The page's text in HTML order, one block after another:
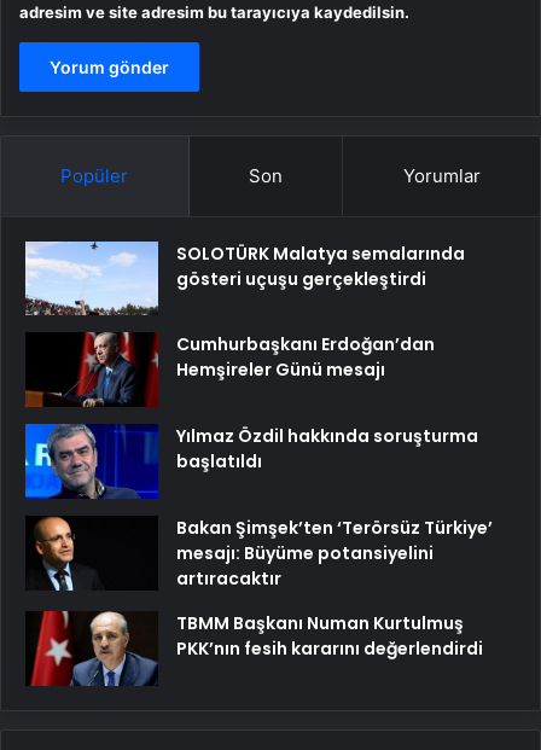
adresim ve site adresim bu tarayıcıya kaydedilsin.
Popüler Son Yorumlar
SOLOTÜRK Malatya semalarında
gösteri uçuşu gerçekleştirdi
Cumhurbaşkanı Erdoğan’dan
Hemşireler Günü mesajı
Yılmaz Özdil hakkında soruşturma
başlatıldı
Bakan Şimşek’ten ‘Terörsüz Türkiye’
mesajı: Büyüme potansiyelini
artıracaktır
TBMM Başkanı Numan Kurtulmuş
PKK’nın fesih kararını değerlendirdi